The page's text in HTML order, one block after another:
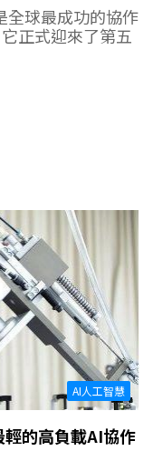
全球最成功的協作
正式迎來了第五
AI人工智慧
的高負載AI協作